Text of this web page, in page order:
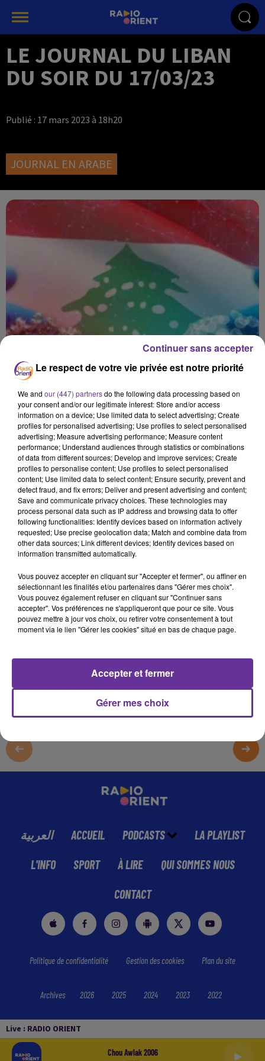
Live : RADIO ORIENT
Chou Awlak 2006
LE JOURNAL DU LIBAN
DU SOIR DU 17/03/23
Publié : 17 mars 2023 à 18h20
JOURNAL EN ARABE
LIBAN
17 mars 2023 - 10 min 18 sec
LE JOURNAL DU LIBAN DU SOIR DU 17/03/23
LB
JOURNAL EN LANGUE ARABE
LE JOURNAL DU LIBAN DU SOIR DU 17/03/23
0:00 10 min 18 sec
العربية ACCUEIL PODCASTS LA PLAYLIST
L'INFO SPORT À LIRE QUI SOMMES NOUS
CONTACT
Politique de confidentialité Gestion des cookies Plan du site
Archives 2026 2025 2024 2023 2022
Le respect de votre vie privée est notre priorité
We and our (447) partnersdo the following data processing based on
your consent and/or our legitimate interest: Store and/or access
information on a device; Use limited data to select advertising; Create
profiles for personalised advertising; Use profiles to select personalised
advertising; Measure advertising performance; Measure content
performance; Understand audiences through statistics or combinations
of data from different sources; Develop and improve services; Create
profiles to personalise content; Use profiles to select personalised
content; Use limited data to select content; Ensure security, prevent and
detect fraud, and fix errors; Deliver and present advertising and content;
Save and communicate privacy choices. These technologies may
process personal data such as IP address and browsing data to offer
following functionalities: Identify devices based on information actively
requested; Use precise geolocation data; Match and combine data from
other data sources; Link different devices; Identify devices based on
information transmitted automatically.
Vous pouvez accepter en cliquant sur "Accepter et fermer", ou affiner en
sélectionnant les finalités et/ou partenaires dans "Gérer mes choix".
Vous pouvez également refuser en cliquant sur "Continuer sans
accepter". Vos préférences ne s'appliqueront que pour ce site. Vous
pouvez mettre à jour vos choix, ou retirer votre consentement à tout
moment via le lien "Gérer les cookies" situé en bas de chaque page.
Gérer mes choix
Accepter et fermer
Continuer sans accepter